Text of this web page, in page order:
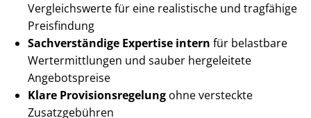
Vergleichswerte für eine realistische und tragfähige
Preisfindung
Sachverständige Expertise intern für belastbare
Wert­ermitt­lun­gen und sauber hergeleitete
Angebotspreise
Klare Pro­vi­si­ons­re­ge­lung ohne versteckte
Zusatzgebühren